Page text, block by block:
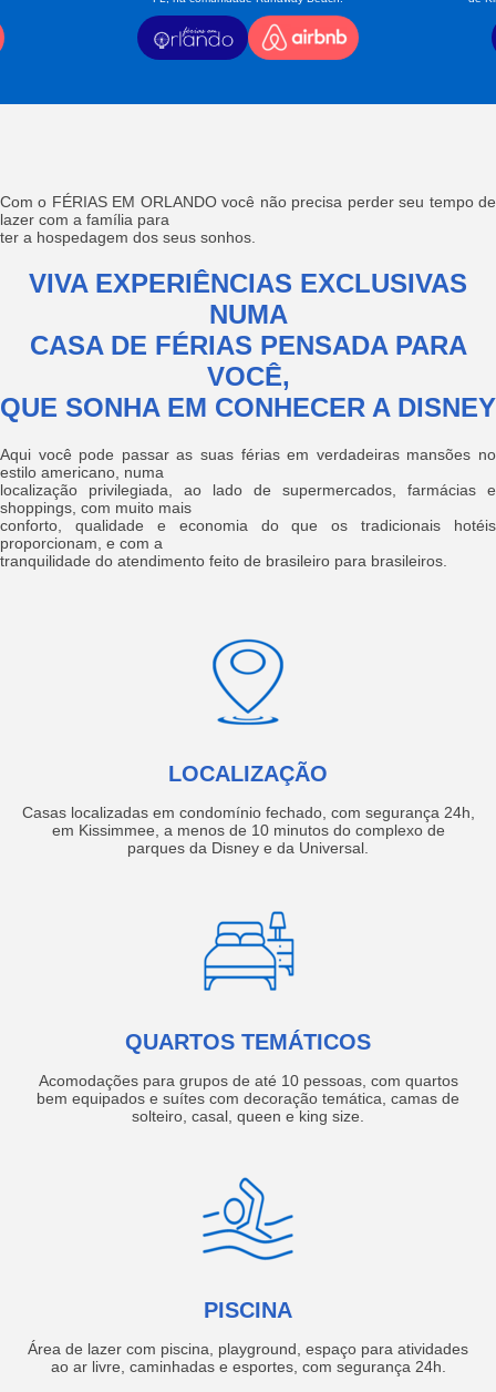
Com o FÉRIAS EM ORLANDO você não precisa perder seu tempo de
lazer com a família para
ter a hospedagem dos seus sonhos.
VIVA EXPERIÊNCIAS EXCLUSIVAS
NUMA
CASA DE FÉRIAS PENSADA PARA
VOCÊ,
QUE SONHA EM CONHECER A DISNEY
Aqui você pode passar as suas férias em verdadeiras mansões no
estilo americano, numa
localização privilegiada, ao lado de supermercados, farmácias e
shoppings, com muito mais
conforto, qualidade e economia do que os tradicionais hotéis
proporcionam, e com a
tranquilidade do atendimento feito de brasileiro para brasileiros.
LOCALIZAÇÃO
Casas localizadas em condomínio fechado, com segurança 24h,
em Kissimmee, a menos de 10 minutos do complexo de
parques da Disney e da Universal.
QUARTOS TEMÁTICOS
Acomodações para grupos de até 10 pessoas, com quartos
bem equipados e suítes com decoração temática, camas de
solteiro, casal, queen e king size.
PISCINA
Área de lazer com piscina, playground, espaço para atividades
ao ar livre, caminhadas e esportes, com segurança 24h.